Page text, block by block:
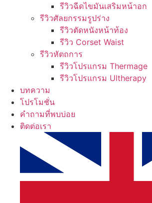
รีวิวฉีดไขมันเสริมหน้าอก
รีวิวศัลยกรรมรูปร่าง
รีวิวตัดหนังหน้าท้อง
รีวิว Corset Waist
รีวิวหัตถการ
รีวิวโปรแกรม Thermage
รีวิวโปรแกรม Ultherapy
บทความ
โปรโมชั่น
คำถามที่พบบ่อย
ติดต่อเรา